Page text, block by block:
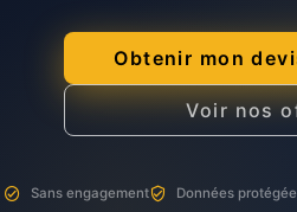
Obtenir mon
Voir nos
Sans engagement Données